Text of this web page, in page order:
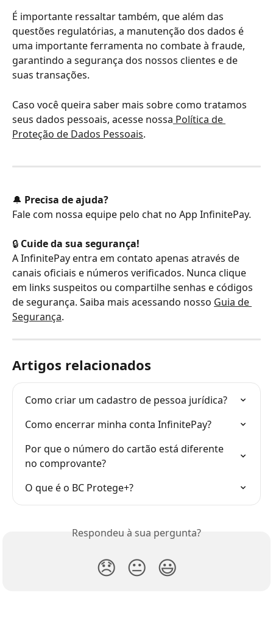
É importante ressaltar também, que além das
questões regulatórias, a manutenção dos dados é
uma importante ferramenta no combate à fraude,
garantindo a segurança dos nossos clientes e de
suas transações.
Caso você queira saber mais sobre como tratamos
seus dados pessoais, acesse nossa Política de
Proteção de Dados Pessoais.
🔔 Precisa de ajuda?
Fale com nossa equipe pelo chat no App InfinitePay.
🔒 Cuide da sua segurança!
A InfinitePay entra em contato apenas através de
canais oficiais e números verificados. Nunca clique
em links suspeitos ou compartilhe senhas e códigos
de segurança. Saiba mais acessando nosso Guia de
Segurança.
Artigos relacionados
Como criar um cadastro de pessoa jurídica?
Como encerrar minha conta InfinitePay?
Por que o número do cartão está diferente
no comprovante?
O que é o BC Protege+?
Respondeu à sua pergunta?
😞 😐 😃